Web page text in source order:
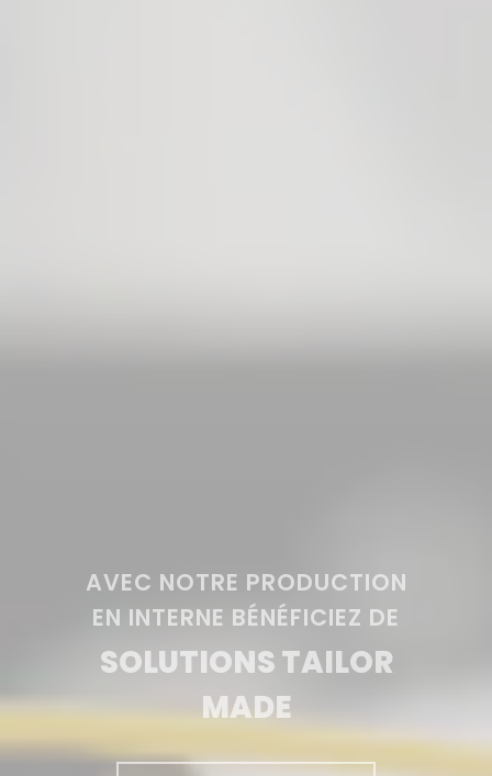
AVEC NOTRE PRODUCTION
EN INTERNE BÉNÉFICIEZ DE
SOLUTIONS TAILOR
MADE